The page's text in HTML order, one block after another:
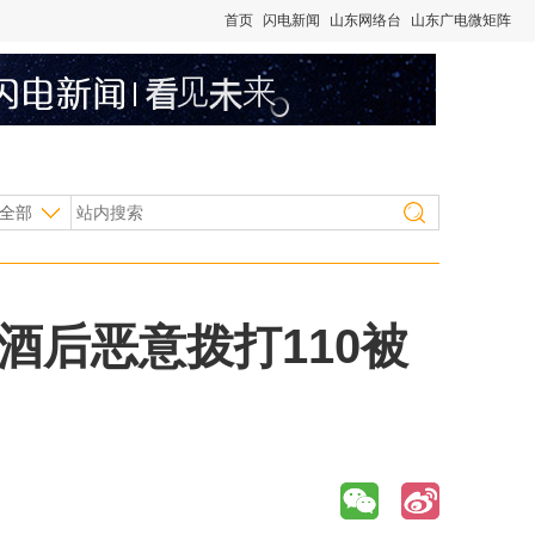
首页 闪电新闻 山东网络台 山东广电微矩阵
部
后恶意拨打110被